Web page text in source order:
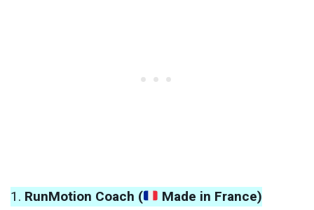
1. RunMotion Coach ( Made in France)